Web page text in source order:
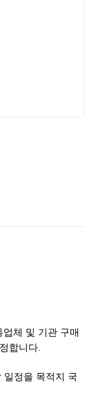
체 및 기관 구매
합니다.
일정을 목적지 국